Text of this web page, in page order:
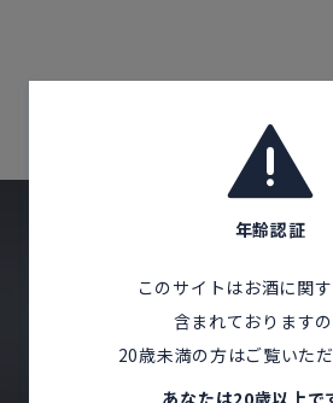
JA EN
Follow Us
岩手県
CONTACT
お問い合わせ
年齢認証
このサイトはお酒に関
含まれておりますの
20歳未満の方はご覧いただ